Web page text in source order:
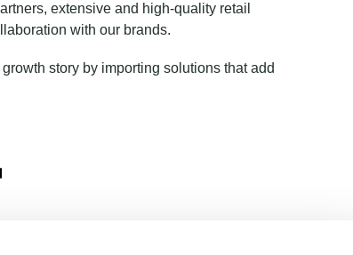
extensive and high-quality retail
with our brands.
story by importing solutions that add